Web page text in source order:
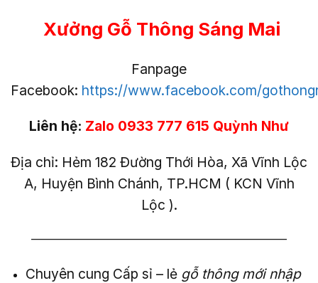
Xưởng Gỗ Thông Sáng Mai
Fanpage
Facebook: https://www.facebook.com/
Liên hệ: Zalo 0933 777 615 Quỳnh Như
Địa chỉ: Hẻm 182 Đường Thới Hòa, Xã Vĩnh Lộc
A, Huyện Bình Chánh, TP.HCM ( KCN Vĩnh
Lộc ).
——————————————————————–
Chuyên cung Cấp sỉ – lẻ gỗ thông mới nhập